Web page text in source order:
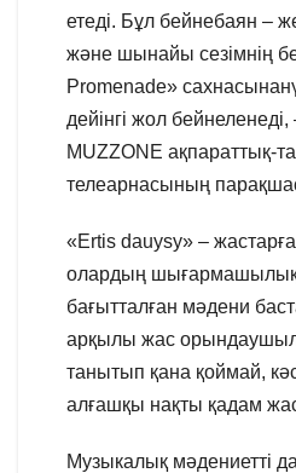
етеді. Бұл бейнебаян –
және шынайы сезімнің
Promenade»
дейінгі жол бейнеленеді,
MUZZONE ақпараттық-
телеарнасының
«Ertis dauysy» –
олардың шығармашылық
бағытталған мәдени
арқылы жас
танытып қана қоймай,
алғашқы нақты қадам
Музыкалық мәдениетті